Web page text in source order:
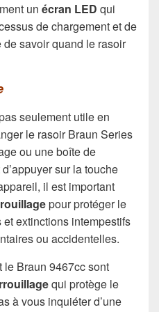
un écran LED qui
de chargement et de
savoir quand le rasoir
seulement utile en
le rasoir Braun Series
ou une boîte de
sur la touche
il est important
pour protéger le
extinctions intempestifs
ou accidentelles.
le Braun 9467cc sont
qui protège le
à vous inquiéter d’une